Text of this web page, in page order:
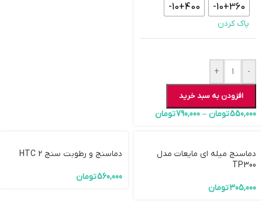
10+360-
10+400-
پاک کردن
-
+
افزودن به سبد خرید
550,000تومان –
790,000تومان
دماسنج میله ای مایعات مدل
TP300
305,000تومان
دماسنج و رطوبت سنج HTC 2
560,000تومان